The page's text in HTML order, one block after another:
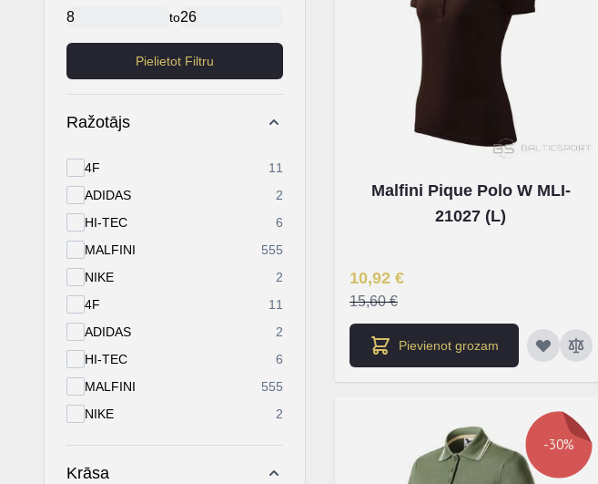
to
Pielietot Filtru
Ražotājs
4F 11
ADIDAS
2 products available
HI-TEC
6
MALFINI
555
NIKE
2 products available
4F
11
products available
ADIDAS
2 products available
HI-TEC
6 products available
MALFINI
555 products available
NIKE
2
Krāsa
Malfini Pique Polo W MLI-
21027 (L)
Īpaša Cena
10,92 €
15,60 €
Pievienot grozam
-30%